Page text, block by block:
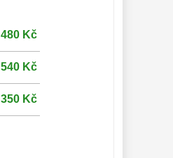
480 Kč
540 Kč
350 Kč